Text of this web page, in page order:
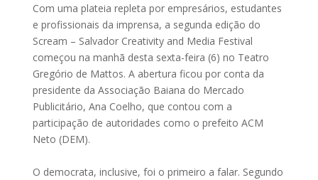
Com uma plateia repleta por empresários, estudantes
e profissionais da imprensa, a segunda edição do
Scream – Salvador Creativity and Media Festival
começou na manhã desta sexta-feira (6) no Teatro
Gregório de Mattos. A abertura ficou por conta da
presidente da Associação Baiana do Mercado
Publicitário, Ana Coelho, que contou com a
participação de autoridades como o prefeito ACM
Neto (DEM).
O democrata, inclusive, foi o primeiro a falar. Segundo